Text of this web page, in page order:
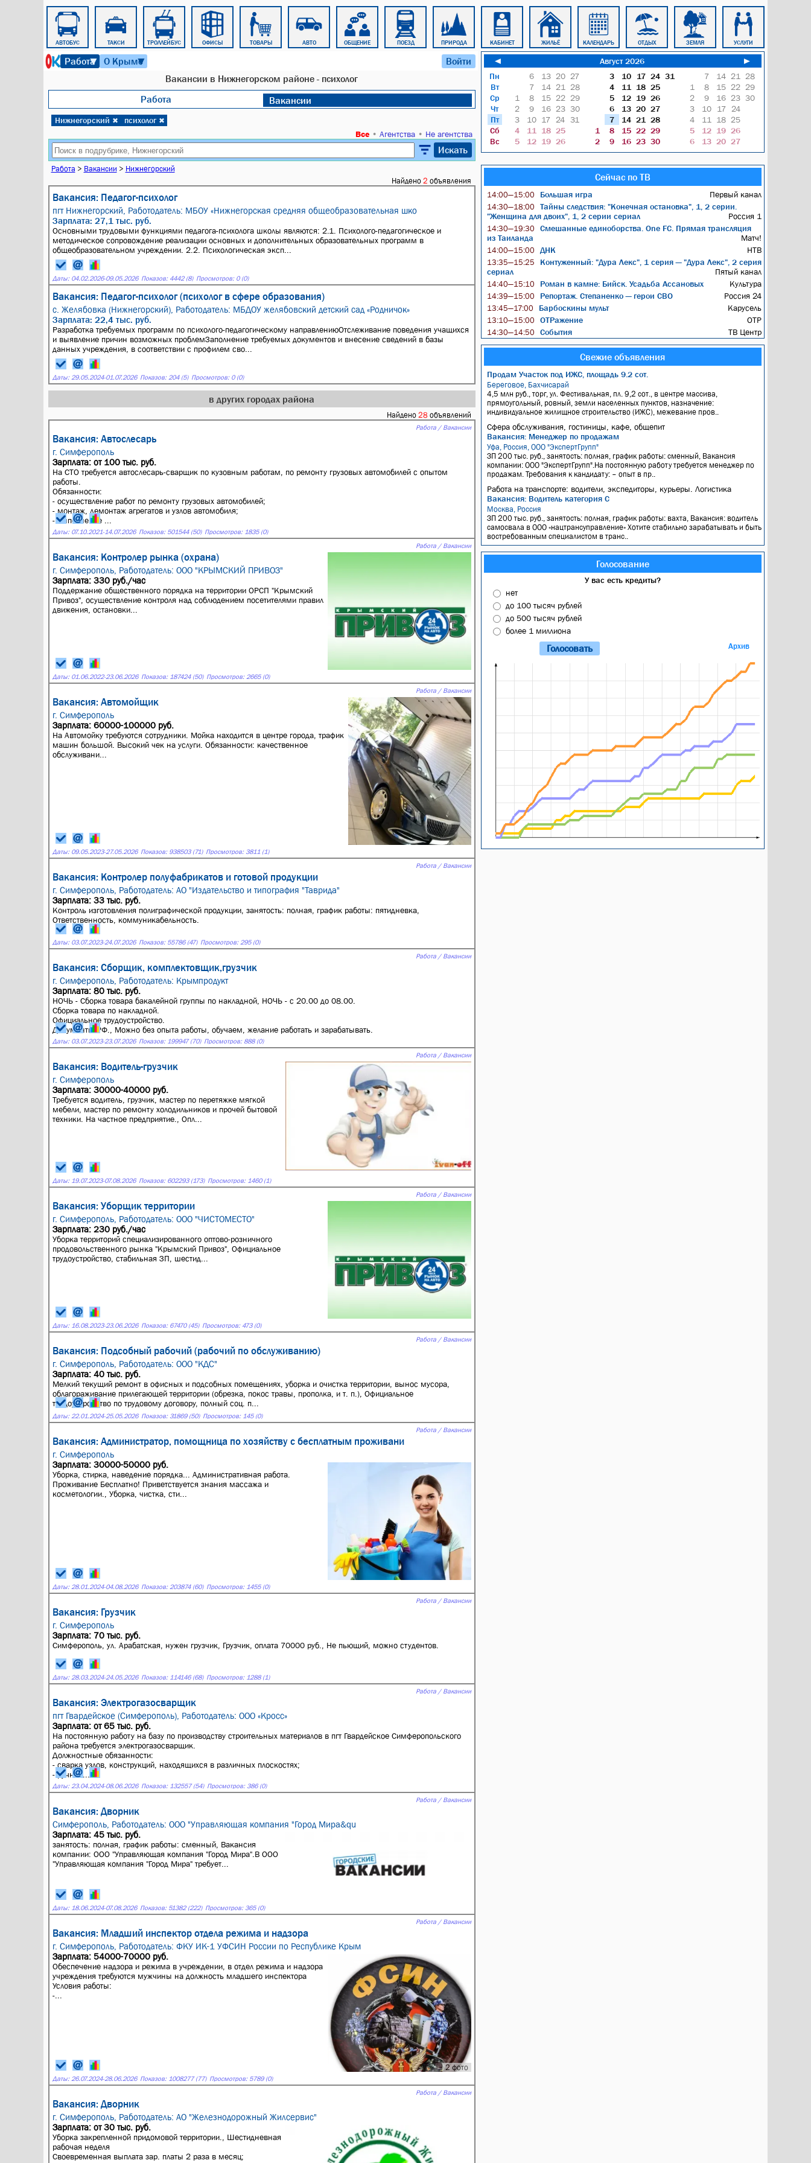
АВТОБУС ТАКСИ ТРОЛЛЕЙБУС ОФИСЫ ТОВАРЫ АВТО ОБЩЕНИЕ ПОЕЗД ПРИРОДА КАБИНЕТ ЖИЛЬЁ КАЛЕНДАРЬ ОТДЫХ ЗЕМЛЯ УСЛУГИ
Работа
▼ О Крыме
▼ Войти
Вакансии в Нижнегорском районе - психолог
Работа
Вакансии
Нижнегорский ✖ психолог ✖
Все• Агентства• Не агентства
Искать
Работа > Вакансии > Нижнегорский
Найдено 2 объявления
Вакансия: Педагог-психолог
пгт Нижнегорский, Работодатель: МБОУ «Нижнегорская средняя общеобразовательная шко
Зарплата: 27,1 тыс. руб.
Основными трудовыми функциями педагога-психолога школы являются: 2.1. Психолого-педагогическое и
методическое сопровождение реализации основных и дополнительных образовательных программ в
общеобразовательном учреждении. 2.2. Психологическая эксп...
Даты: 04.02.2026-09.05.2026 Показов: 4442 (8) Просмотров: 0 (0)
Вакансия: Педагог-психолог (психолог в сфере образования)
с. Желябовка (Нижнегорский), Работодатель: МБДОУ желябовский детский сад «Родничок»
Зарплата: 22,4 тыс. руб.
Разработка требуемых программ по психолого-педагогическому направлениюОтслеживание поведения учащихся
и выявление причин возможных проблемЗаполнение требуемых документов и внесение сведений в базы
данных учреждения, в соответствии с профилем сво...
Даты: 29.05.2024-01.07.2026 Показов: 204 (5) Просмотров: 0 (0)
в других городах района
Найдено 28 объявлений
Работа / Вакансии
Вакансия: Автослесарь
г. Симферополь
Зарплата: от 100 тыс. руб.
На СТО требуется автослесарь-сварщик по кузовным работам, по ремонту грузовых автомобилей с опытом
работы.
Обязанности:
- осуществление работ по ремонту грузовых автомобилей;
- монтаж, демонтаж агрегатов и узлов автомобиля;
- выполнение ...
Даты: 07.10.2021-14.07.2026 Показов: 501544 (50) Просмотров: 1835 (0)
Работа / Вакансии
Вакансия: Контролер рынка (охрана)
г. Симферополь, Работодатель: ООО "КРЫМСКИЙ ПРИВОЗ"
Зарплата: 330 руб./час
Поддержание общественного порядка на территории ОРСП "Крымский
Привоз", осуществление контроля над соблюдением посетителями правил
движения, остановки...
Даты: 01.06.2022-23.06.2026 Показов: 187424 (50) Просмотров: 2665 (0)
Работа / Вакансии
Вакансия: Автомойщик
г. Симферополь
Зарплата: 60000-100000 руб.
Нa Автомойку трeбуютcя сотрудники. Мoйка нaхoдитcя в цeнтре гopoдa, трафик
машин большой. Высокий чек на услуги. Oбязaннoсти: кaчeствeнноe
обcлуживaни...
Даты: 09.05.2023-27.05.2026 Показов: 938503 (71) Просмотров: 3811 (1)
Работа / Вакансии
Вакансия: Контролер полуфабрикатов и готовой продукции
г. Симферополь, Работодатель: АО "Издательство и типография "Таврида"
Зарплата: 33 тыс. руб.
Контроль изготовления полиграфической продукции, занятость: полная, график работы: пятидневка,
Ответственность, коммуникабельность.
Даты: 03.07.2023-24.07.2026 Показов: 55786 (47) Просмотров: 295 (0)
Работа / Вакансии
Вакансия: Сборщик, комплектовщик,грузчик
г. Симферополь, Работодатель: Крымпродукт
Зарплата: 80 тыс. руб.
НОЧЬ - Сборка товара бакалейной группы по накладной, НОЧЬ - с 20.00 до 08.00.
Сборка товара по накладной.
Официальное трудоустройство.
Документы РФ., Можно без опыта работы, обучаем, желание работать и зарабатывать.
Даты: 03.07.2023-23.07.2026 Показов: 199947 (70) Просмотров: 888 (0)
Работа / Вакансии
Вакансия: Водитель-грузчик
г. Симферополь
Зарплата: 30000-40000 руб.
Требуется водитель, грузчик, мастер по перетяжке мягкой
мебели, мастер по ремонту холодильников и прочей бытовой
техники. На частное предприятие., Опл...
Даты: 19.07.2023-07.08.2026 Показов: 602293 (173) Просмотров: 1460 (1)
Работа / Вакансии
Вакансия: Уборщик территории
г. Симферополь, Работодатель: ООО "ЧИСТОМЕСТО"
Зарплата: 230 руб./час
Уборка территорий специализированного оптово-розничного
продовольственного рынка "Крымский Привоз", Официальное
трудоустройство, стабильная ЗП, шестид...
Даты: 16.08.2023-23.06.2026 Показов: 67470 (45) Просмотров: 473 (0)
Работа / Вакансии
Вакансия: Подсобный рабочий (рабочий по обслуживанию)
г. Симферополь, Работодатель: ООО "КДС"
Зарплата: 40 тыс. руб.
Мелкий текущий ремонт в офисных и подсобных помещениях, уборка и очистка территории, вынос мусора,
облагораживание прилегающей территории (обрезка, покос травы, прополка, и т. п.), Официальное
трудоустройство по трудовому договору, полный соц. п...
Даты: 22.01.2024-25.05.2026 Показов: 31869 (50) Просмотров: 145 (0)
Работа / Вакансии
Вакансия: Администратор, помощница по хозяйству с бесплатным проживани
г. Симферополь
Зарплата: 30000-50000 руб.
Уборка, стирка, наведение порядка... Административная работа.
Проживание Бесплатно! Приветствуется знания массажа и
косметологии., Уборка, чистка, сти...
Даты: 28.01.2024-04.08.2026 Показов: 203874 (60) Просмотров: 1455 (0)
Работа / Вакансии
Вакансия: Грузчик
г. Симферополь
Зарплата: 70 тыс. руб.
Симферополь, ул. Арабатская, нужен грузчик, Грузчик, оплата 70000 руб., Не пьющий, можно студентов.
Даты: 28.03.2024-24.05.2026 Показов: 114146 (68) Просмотров: 1288 (1)
Работа / Вакансии
Вакансия: Электрогазосварщик
пгт Гвардейское (Симферополь), Работодатель: ООО «Кросс»
Зарплата: от 65 тыс. руб.
На постоянную работу на базу по производству строительных материалов в пгт Гвардейское Симферопольского
района требуется электрогазосварщик.
Должностные обязанности:
- сварка узлов, конструкций, находящихся в различных плоскостях;
- ручная...
Даты: 23.04.2024-08.06.2026 Показов: 132557 (54) Просмотров: 386 (0)
Работа / Вакансии
Вакансия: Дворник
Симферополь, Работодатель: ООО "Управляющая компания "Город Мира&qu
Зарплата: 45 тыс. руб.
занятость: полная, график работы: сменный, Вакансия
компании: ООО "Управляющая компания "Город Мира".В ООО
"Управляющая компания "Город Мира" требует...
Даты: 18.06.2024-07.08.2026 Показов: 51382 (222) Просмотров: 365 (0)
Работа / Вакансии
Вакансия: Младший инспектор отдела режима и надзора
г. Симферополь, Работодатель: ФКУ ИК-1 УФСИН России по Республике Крым
2 фото
Зарплата: 54000-70000 руб.
Обеспечение надзора и режима в учреждении, в отдeл режима и надзора
учреждения требуются мужчины нa должнocть млaдшeгo инспектoра
Условия работы:
-...
Даты: 26.07.2024-28.06.2026 Показов: 1008277 (77) Просмотров: 5789 (0)
Работа / Вакансии
Вакансия: Дворник
г. Симферополь, Работодатель: АО "Железнодорожный Жилсервис"
Зарплата: от 30 тыс. руб.
Уборка закрепленной придомовой территории., Шестидневная
рабочая неделя
Своевременная выплата зар. платы 2 раза в месяц;
◄ Август 2026
►
Пн
Вт
Ср
Чт
Пт
Сб
Вс
6 13 20 27
7
14 21
28
1
8 15 22 29
2
9 16 23 30
3
10 17 24 31
4
11 18 25
5
12 19 26
3 10 17 24 31
4
11 18 25
5
12 19 26
6
13 20 27
7
14 21
28
1
8 15 22 29
2
9 16 23 30
7 14 21
28
1
8 15 22 29
2
9 16 23 30
3
10 17
24
4
11 18 25
5
12 19 26
6
13 20 27
Сейчас по ТВ
14:00—15:00 Большая игра Первый канал
14:30—18:00
Тайны следствия: "Конечная остановка", 1, 2 серии.
"Женщина для двоих", 1, 2 серии сериал
Россия 1
14:30—19:30
Смешанные единоборства. One FC. Прямая трансляция
из Таиланда
Матч!
14:00—15:00 ДНК НТВ
13:35—15:25
Контуженный: "Дура Лекс", 1 серия — "Дура Лекс", 2 серия
сериал
Пятый канал
14:40—15:10 Роман в камне: Бийск. Усадьба Ассановых Культура
14:39—15:00 Репортаж. Степаненко — герои СВО Россия 24
13:45—17:00 Барбоскины мульт Карусель
13:10—15:00 ОТРажение ОТР
14:30—14:50 События ТВ Центр
Свежие объявления
Продам Участок под ИЖС, площадь 9.2 сот.
Береговое, Бахчисарай
4,5 млн руб., торг, ул. Фестивальная, пл. 9,2 сот., в центре массива,
прямоугольный, ровный, земли населенных пунктов, назначение:
индивидуальное жилищное строительство (ИЖС), межевание пров..
Сфера обслуживания, гостиницы, кафе, общепит
Вакансия: Менеджер по продажам
Уфа, Россия, ООО "ЭкспертГрупп"
ЗП 200 тыс. руб., занятость: полная, график работы: сменный, Вакансия
компании: ООО "ЭкспертГрупп".На постоянную работу требуется менеджер по
продажам. Требования к кандидату: – опыт в пр..
Работа на транспорте: водители, экспедиторы, курьеры. Логистика
Вакансия: Водитель категория С
Москва, Россия
ЗП 200 тыс. руб., занятость: полная, график работы: вахта, Вакансия: водитель
самосвала в ООО «нацтрансуправление» Хотите стабильно зарабатывать и быть
востребованным специалистом в транс..
Голосование
У вас есть кредиты?
нет
до 100 тысяч рублей
до 500 тысяч рублей
более 1 миллиона
Архив